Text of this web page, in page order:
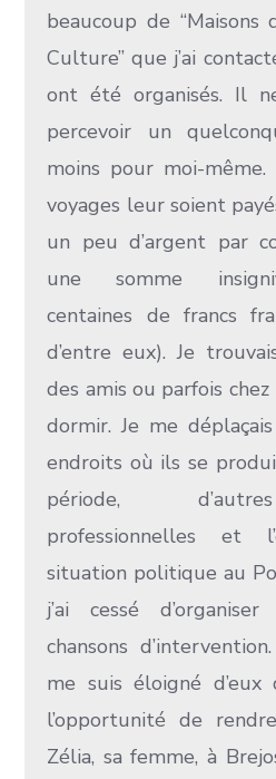
beaucoup de
Culture” que j’ai
ont été organisés. Il
percevoir un
moins pour moi-
voyages leur soient
un peu d’argent par
une somme
centaines de francs
d’entre eux). Je
des amis ou parfois
dormir. Je me
endroits où ils se
période,
professionnelles et
situation politique au
j’ai cessé
chansons
me suis éloigné d’eux
l’opportunité de
Zélia, sa femme, à